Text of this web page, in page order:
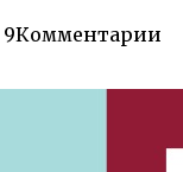
9Комментарии